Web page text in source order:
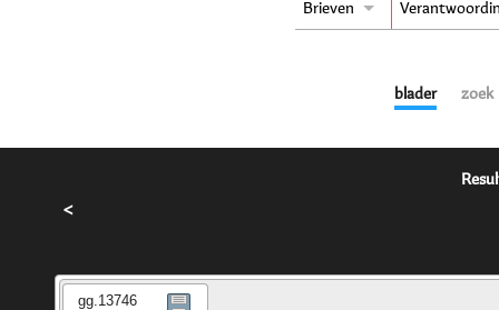
Brieven
blader zoek
<
gg.13746